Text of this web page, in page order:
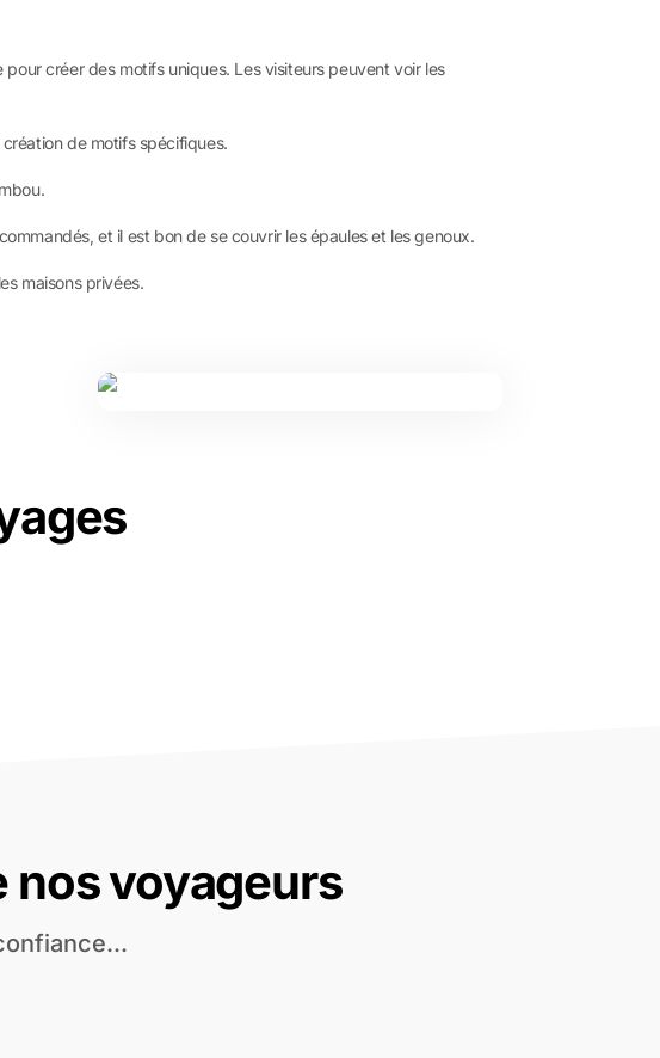
créer des motifs uniques. Les visiteurs peuvent voir les
de motifs spécifiques.
et il est bon de se couvrir les épaules et les genoux.
maisons privées.
nos voyageurs